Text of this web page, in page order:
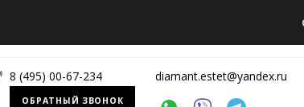
8 (495) 00-67-234
ОБРАТНЫЙ ЗВОНОК
diamant.estet@yandex.ru